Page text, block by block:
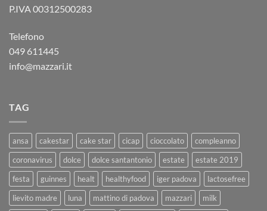
P.IVA 00312500283
Telefono
049 611445
info@mazzari.it
TAG
ansa cakestar cake star cicap cioccolato
compleanno
coronavirus
dolce dolce santantonio estate
estate 2019
festa
guinnes healt healthyfood iger padova
lactosefree
lievito madre
luna mattino di padova mazzari
milk